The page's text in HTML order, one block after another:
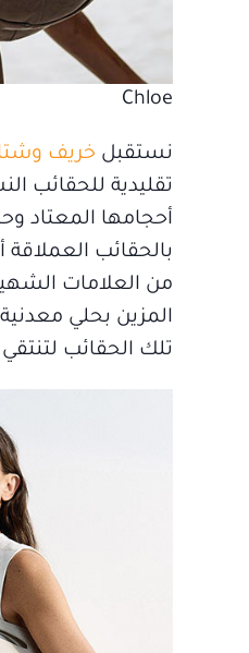
Chloe
نستقبل خريف وشتاء
تقليدية للحقائب
أحجامها المعتاد
بالحقائب العملاقة
من العلامات
المزين بحلي
تلك الحقائب